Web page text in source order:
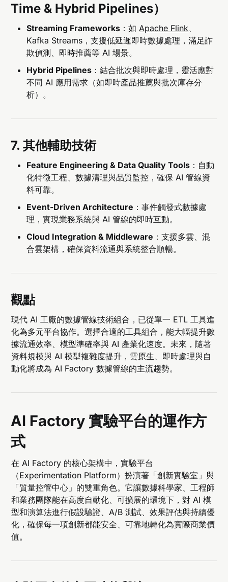
Time & Hybrid Pipelines）
Streaming Frameworks ：如 Apache Flink
Kafka Streams，支援低延遲即時數據處理，滿足詐
欺偵測、即時推薦等 AI 場景。
Hybrid Pipelines ：結合批次與即時處理，靈活應對
不同 AI 應用需求（如即時產品推薦與批次庫存分
析）。
7. 其他輔助技術
Feature Engineering & Data Quality Tools ：自動
化特徵工程、數據清理與品質監控，確保 AI 管線資
料可靠。
Event-Driven Architecture ：事件觸發式數據處
理，實現業務系統與 AI 管線的即時互動。
Cloud Integration & Middleware ：支援多雲、混
合雲架構，確保資料流通與系統整合順暢。
觀點
現代 AI 工廠的數據管線技術組合，已從單一 ETL 工具進
化為多元平台協作。選擇合適的工具組合，能大幅提升數
據流通效率、模型準確率與 AI 產業化速度。未來，隨著
資料規模與 AI 模型複雜度提升，雲原生、即時處理與自
動化將成為 AI Factory 數據管線的主流趨勢。
AI Factory 實驗平台的運作方
式
在 AI Factory 的核心架構中，實驗平台
（Experimentation Platform）扮演著「創新實驗室」與
「質量控管中心」的雙重角色。它讓數據科學家、工程師
和業務團隊能在高度自動化、可擴展的環境下，對 AI 模
型和演算法進行假設驗證、A/B 測試、效果評估與持續優
化，確保每一項創新都能安全、可靠地轉化為實際商業價
值。